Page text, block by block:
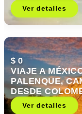
Ver detalles
$ 0
VIAJE A
PALENQUE,
DESDE
Ver detalles